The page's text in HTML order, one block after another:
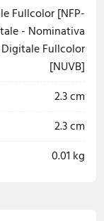
Fullcolor [NFP-
- Nominativa
Fullcolor
[NUVB]
2.3 cm
2.3 cm
0.01 kg